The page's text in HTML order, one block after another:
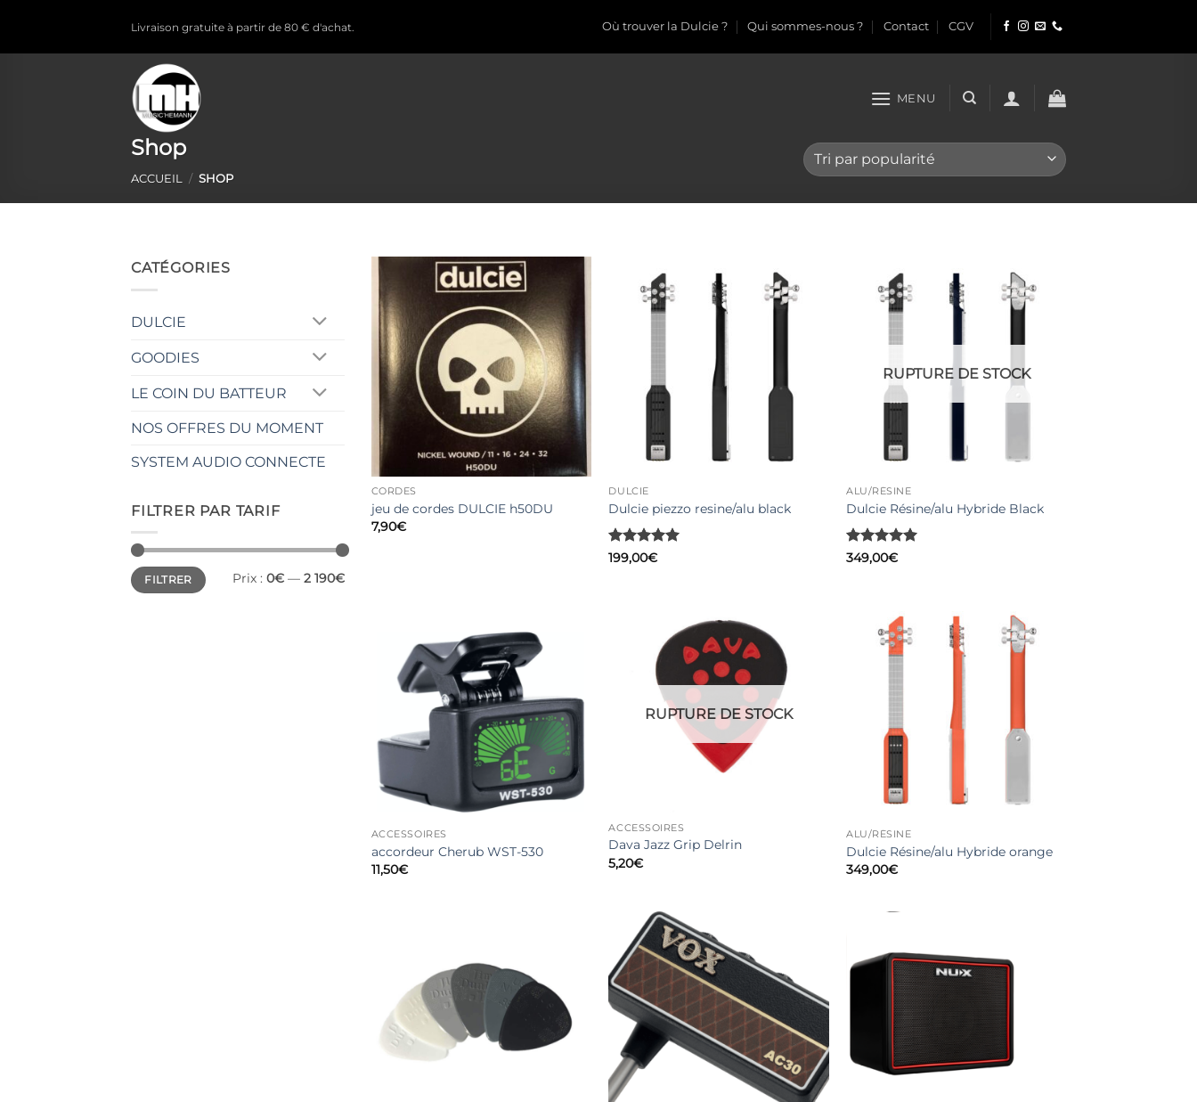
contenu
Livraison gratuite à partir de 80 € d'achat. Où trouver la Dulcie ? Qui sommes-nous ? Contact CGV
MENU
Shop
ACCUEIL / SHOP
CATÉGORIES
DULCIE
GOODIES
LE COIN DU BATTEUR
NOS OFFRES DU MOMENT
SYSTEM AUDIO CONNECTE
FILTRER PAR TARIF
Prix
min
Prix
maxFILTRER Prix : 0€ — 2 190€
CORDES
jeu de cordes DULCIE h50DU
7,90€
DULCIE
Dulcie piezzo resine/alu black
Note5sur
199,00€
RUPTURE DE STOCK
ALU/RÉSINE
Dulcie Résine/alu Hybride Black
Note5sur
349,00€
ACCESSOIRES
accordeur Cherub WST-530
11,50€
RUPTURE DE STOCK
ACCESSOIRES
Dava Jazz Grip Delrin
5,20€
ALU/RÉSINE
Dulcie Résine/alu Hybride orange
349,00€